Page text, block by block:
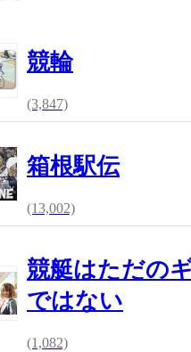
競輪
(3,847)
箱根駅伝
(13,002)
競艇はただの
ではない
(1,082)